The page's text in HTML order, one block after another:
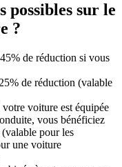
possibles sur le
?
de réduction si vous
de réduction (valable
votre voiture est équipée
vous bénéficiez
pour les
une voiture